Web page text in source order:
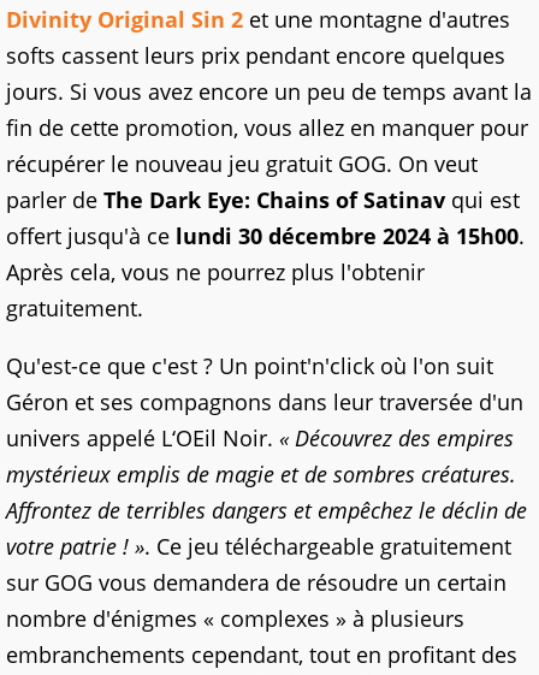
Divinity Original Sin 2 et une montagne d'autres
softs cassent leurs prix pendant encore quelques
jours. Si vous avez encore un peu de temps avant la
fin de cette promotion, vous allez en manquer pour
récupérer le nouveau jeu gratuit GOG. On veut
parler de The Dark Eye: Chains of Satinav qui est
offert jusqu'à ce lundi 30 décembre 2024 à 15h00.
Après cela, vous ne pourrez plus l'obtenir
gratuitement.
Qu'est-ce que c'est ? Un point'n'click où l'on suit
Géron et ses compagnons dans leur traversée d'un
univers appelé L‘OEil Noir. « Découvrez des empires
mystérieux emplis de magie et de sombres créatures.
Affrontez de terribles dangers et empêchez le déclin de
votre patrie ! ». Ce jeu téléchargeable gratuitement
sur GOG vous demandera de résoudre un certain
nombre d'énigmes « complexes » à plusieurs
embranchements cependant, tout en profitant des